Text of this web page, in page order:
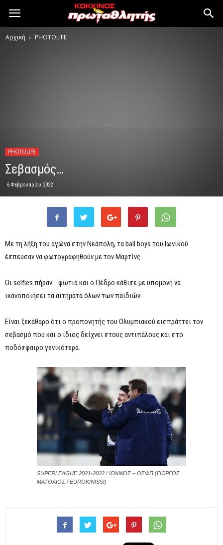
Αρχική PHOTOLIFE
PHOTOLIFE
Σεβασμός…
6 Φεβρουαρίου 2022
Με τη λήξη του αγώνα στην Νεάπολη, τα ball boys του Ιωνικού
έσπευσαν να φωτογραφηθούν με τον Μαρτίνς.
Οι selfies πήραν… φωτιά και ο Πέδρο κάθισε με υπομονή να
ικανοποιήσει τα αιτήματα όλων των παιδιών.
Είναι ξεκάθαρο ότι ο προπονητής του Ολυμπιακού εισπράττει τον
σεβασμό που και ο ίδιος δείχνει στους αντιπάλους και στο
ποδόσφαιρο γενικότερα.
SUPERLEAGUE 2021-2022 / ΙΩΝΙΚΟΣ – ΟΣΦΠ (ΓΙΩΡΓΟΣ
ΜΑΤΘΑΙΟΣ / EUROKINISSI)